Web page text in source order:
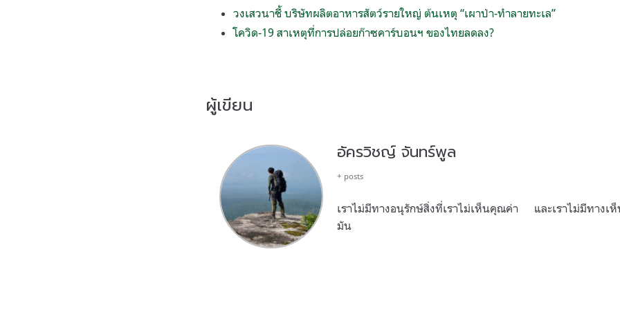
วงเสวนาชี้ บริษัทผลิตอาหารสัตว์รายใหญ่ ต้นเหตุ “เผาป่า-ทำลายทะเล”
โควิด-19 สาเหตุที่การปล่อยก๊าซคาร์บอนฯ ของไทยลดลง?
ผู้เขียน
อัครวิชญ์ จันทร์พูล
+ posts
เราไม่มีทางอนุรักษ์สิ่งที่เราไม่เห็นคุณค่า และเราไม่มีทางเห็
มัน